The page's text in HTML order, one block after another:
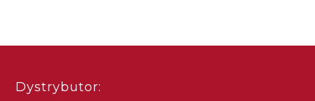
Dystrybutor: